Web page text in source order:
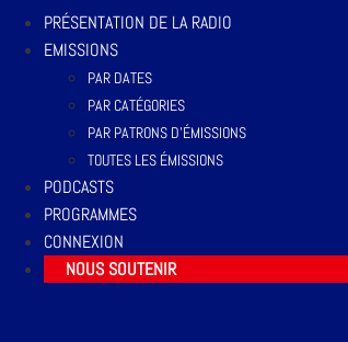
PRÉSENTATION DE LA RADIO
EMISSIONS
PAR DATES
PAR CATÉGORIES
PAR PATRONS D’ÉMISSIONS
TOUTES LES ÉMISSIONS
PODCASTS
PROGRAMMES
CONNEXION
NOUS SOUTENIR